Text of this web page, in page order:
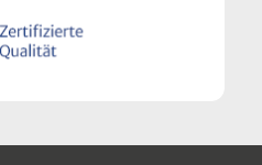
über die in
erworbenen
Sparpotential: